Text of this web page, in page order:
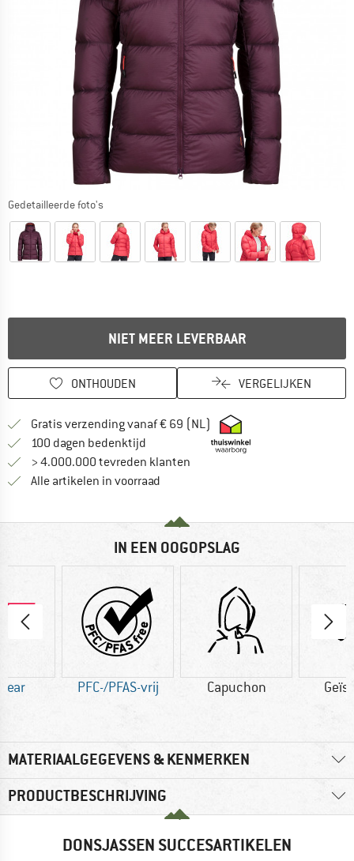
Gedetailleerde foto's
NIET MEER LEVERBAAR
ONTHOUDEN VERGELIJKEN
Gratis verzending vanaf € 69 (NL) Vind hier de
100 dagen bedenktijd Vind de betalingsinformatie hier!
> 4.000.000 tevreden klanten
Alle artikelen in voorraad
IN EEN OOGOPSLAG
PFC-/PFAS-vrij Capuchon
MATERIAALGEGEVENS & KENMERKEN
PRODUCTBESCHRIJVING
DONSJASSEN SUCCESARTIKELEN